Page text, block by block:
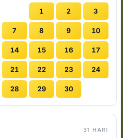
1 2 3
7 8 9 10
14 15 16 17
21 22 23 24
28 29 30
31 HARI